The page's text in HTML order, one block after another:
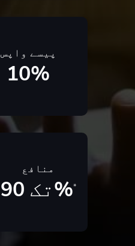
پیسے واپس
10%
منافع
تک 90%*